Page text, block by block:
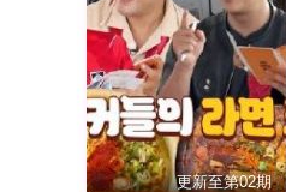
更新至第02期